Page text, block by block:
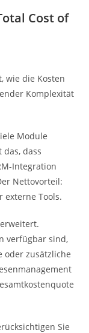
Cost of
wie die Kosten
Komplexität
Module
dass
Integration
Nettovorteil:
externe Tools.
verfügbar sind,
oder zusätzliche
Sie